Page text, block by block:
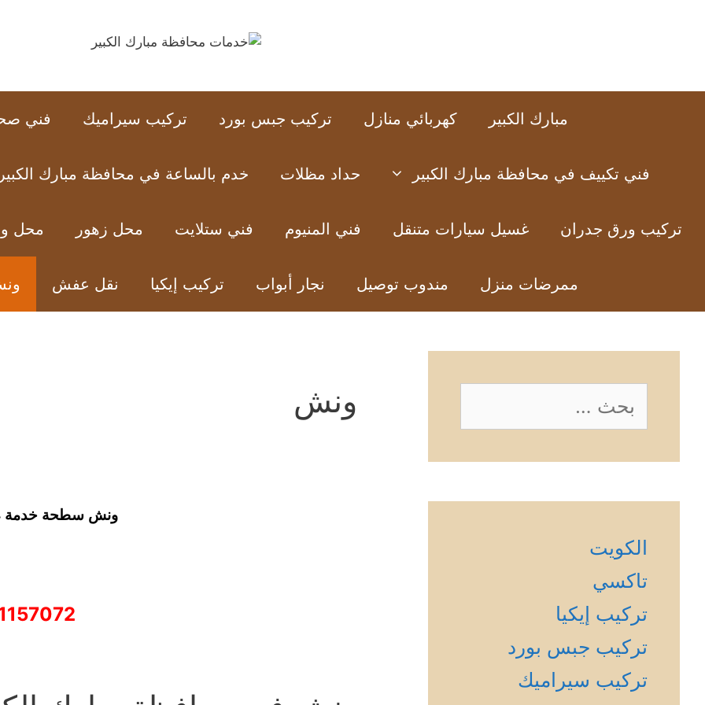
مبارك الكبير كهربائي منازل تركيب جبس بورد تركيب سيراميك فني
فني تكييف في محافظة مبارك الكبير حداد مظلات خدم بالساعة في محافظة مبارك
تركيب ورق جدران غسيل سيارات متنقل فني المنيوم فني ستلايت محل زهور محل
ممرضات منزل مندوب توصيل نجار أبواب تركيب إيكيا نقل عفش
ونش
ونش سطحة خدمة 24 ساعة
عن:
الكويت
تاكسي
تركيب إيكيا
تركيب جبس بورد
تركيب سيراميك